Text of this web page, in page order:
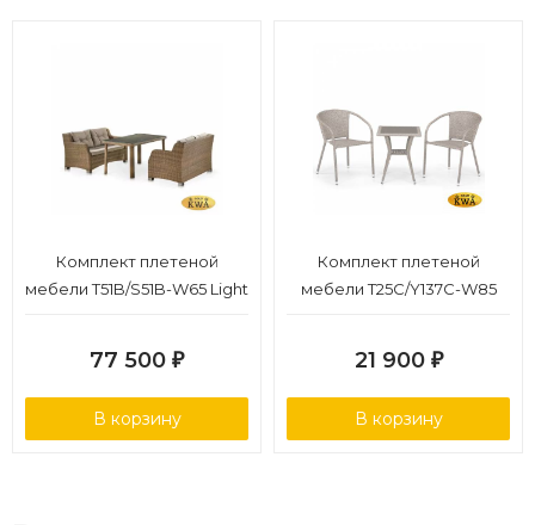
Комплект плетеной
мебели T51B/S51B-W65 Light
77 500 ₽
В корзину
Комплект плетеной
мебели T25C/Y137C-W85
21 900 ₽
В корзину